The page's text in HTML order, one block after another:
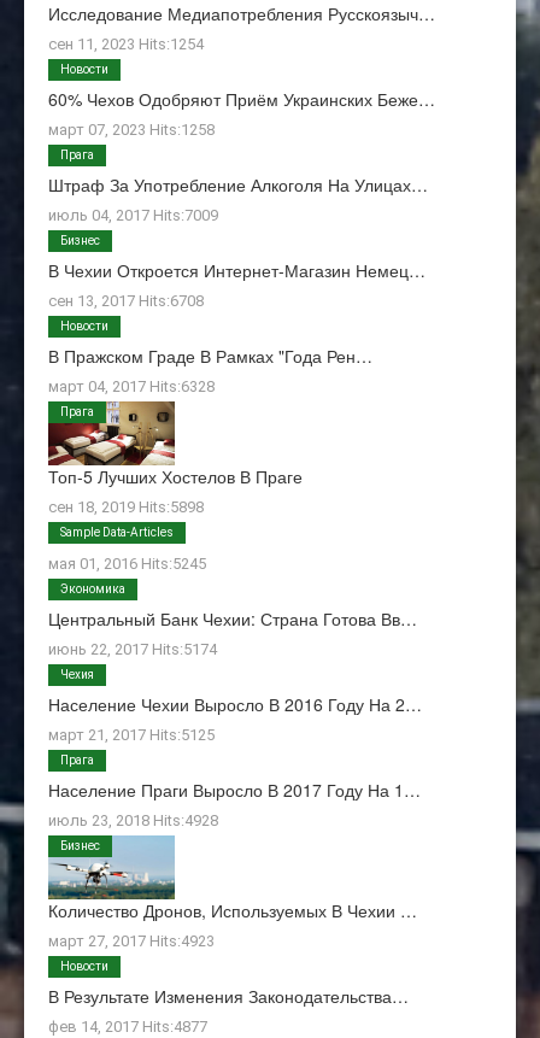
Исследование Медиапотребления Русскоязыч…
сен 11, 2023 Hits:1254
60% Чехов Одобряют Приём Украинских Беже…
март 07, 2023 Hits:1258
Новости
Штраф За Употребление Алкоголя На Улицах…
июль 04, 2017 Hits:7009
Прага
В Чехии Откроется Интернет-Магазин Немец…
сен 13, 2017 Hits:6708
Бизнес
В Пражском Граде В Рамках "Года Рен…
март 04, 2017 Hits:6328
Новости
Топ-5 Лучших Хостелов В Праге
сен 18, 2019 Hits:5898
Прага
О Нас
мая 01, 2016 Hits:5245
Sample Data-Articles
Центральный Банк Чехии: Страна Готова Вв…
июнь 22, 2017 Hits:5174
Экономика
Население Чехии Выросло В 2016 Году На 2…
март 21, 2017 Hits:5125
Чехия
Население Праги Выросло В 2017 Году На 1…
июль 23, 2018 Hits:4928
Прага
Количество Дронов, Используемых В Чехии …
март 27, 2017 Hits:4923
Бизнес
В Результате Изменения Законодательства…
фев 14, 2017 Hits:4877
Новости